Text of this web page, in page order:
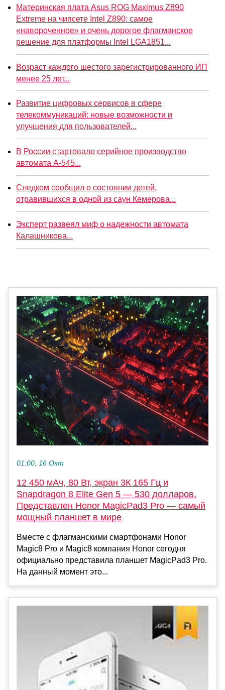
Материнская плата Asus ROG Maximus Z890
Extreme на чипсете Intel Z890: самое
«навороченное» и очень дорогое флагманское
решение для платформы Intel LGA1851...
Возраст каждого шестого зарегистрированного ИП
менее 25 лет...
Развитие цифровых сервисов в сфере
телекоммуникаций: новые возможности и
улучшения для пользователей...
В России стартовало серийное производство
автомата А-545...
Следком сообщил о состоянии детей,
отравившихся в одной из саун Кемерова...
Эксперт развеял миф о надежности автомата
Калашникова...
01:00, 16 Окт
12 450 мАч, 80 Вт, экран 3К 165 Гц и
Snapdragon 8 Elite Gen 5 — 530 долларов.
Представлен Honor MagicPad3 Pro — самый
мощный планшет в мире
Вместе с флагманскими смартфонами Honor
Magic8 Pro и Magic8 компания Honor сегодня
официально представила планшет MagicPad3 Pro.
На данный момент это...